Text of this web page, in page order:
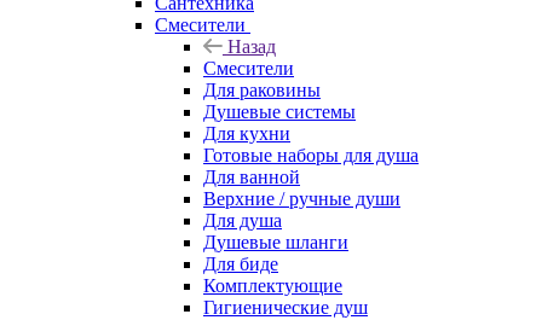
Смесители
Назад
Смесители
Для раковины
Душевые системы
Для кухни
Готовые наборы для душа
Для ванной
Верхние / ручные души
Для душа
Душевые шланги
Для биде
Комплектующие
Гигиенические душ